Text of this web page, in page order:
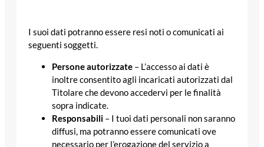
I suoi dati potranno essere resi noti o comunicati ai
seguenti soggetti.
Persone autorizzate – L’accesso ai dati è
inoltre consentito agli incaricati autorizzati dal
Titolare che devono accedervi per le finalità
sopra indicate.
Responsabili – I tuoi dati personali non saranno
diffusi, ma potranno essere comunicati ove
necessario per l’erogazione del servizio a